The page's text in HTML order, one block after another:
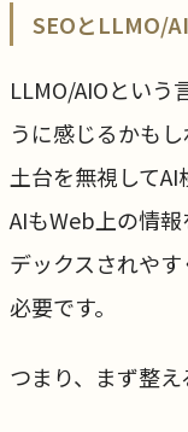
SEOとLLMO/
LLMO/AIOという
うに感じるかも
土台を無視してAI
AIもWeb上の情
デックスされや
必要です。
つまり、まず整え